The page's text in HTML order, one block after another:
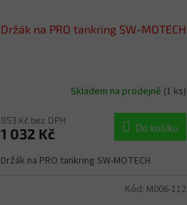
Držák na PRO tankring SW-MOTECH
Skladem na prodejně (1 ks)
853 Kč bez DPH
1 032 Kč Do košíku
Držák na PRO tankring SW-MOTECH
Kód: M006-112